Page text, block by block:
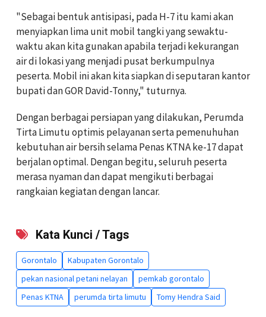
"Sebagai bentuk antisipasi, pada H-7 itu kami akan
menyiapkan lima unit mobil tangki yang sewaktu-
waktu akan kita gunakan apabila terjadi kekurangan
air di lokasi yang menjadi pusat berkumpulnya
peserta. Mobil ini akan kita siapkan di seputaran kantor
bupati dan GOR David-Tonny," tuturnya.
Dengan berbagai persiapan yang dilakukan, Perumda
Tirta Limutu optimis pelayanan serta pemenuhuhan
kebutuhan air bersih selama Penas KTNA ke-17 dapat
berjalan optimal. Dengan begitu, seluruh peserta
merasa nyaman dan dapat mengikuti berbagai
rangkaian kegiatan dengan lancar.
Kata Kunci / Tags
Gorontalo
Kabupaten Gorontalo
pekan nasional petani nelayan
pemkab gorontalo
Penas KTNA
perumda tirta limutu Tomy Hendra Said